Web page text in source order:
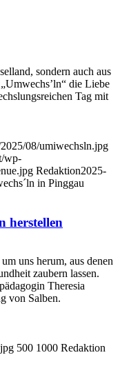
sondern auch aus
die Liebe
Tag mit
08/umiwechsln.jpg
wp-
Redaktion2025-
in Pinggau
herstellen
uns herum, aus denen
zaubern lassen.
Theresia
von Salben.
500 1000 Redaktion